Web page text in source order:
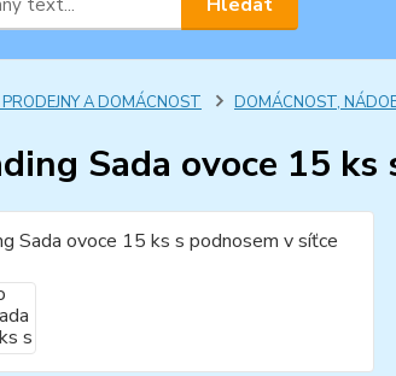
A DOMÁCNOST DOMÁCNOST,
Sada ovoce 15 ks